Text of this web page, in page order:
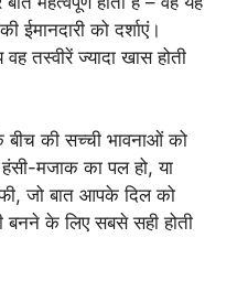
को दर्शाएं।
तस्वीरें ज्यादा खास होती
की सच्ची भावनाओं को
मजाक का पल हो, या
जो बात आपके दिल को
बनने के लिए सबसे सही होती